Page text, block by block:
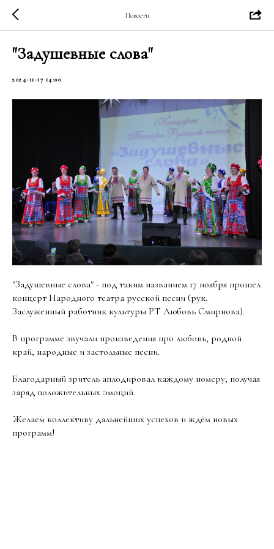
Новости
"Задушевные слова"
2024-11-17 14:00
"Задушевные слова" - под таким названием 17 ноября прошел
концерт Народного театра русской песни (рук.
Заслуженный работник культуры РТ Любовь Смирнова).
В программе звучали произведения про любовь, родной
край, народные и застольные песни.
Благодарный зритель аплодировал каждому номеру, получая
заряд положительных эмоций.
Желаем коллективу дальнейших успехов и ждём новых
программ!